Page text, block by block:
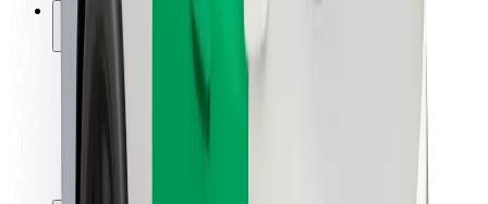
Posizioni
Soluzioni Per la Città
Aeroporti
Stazioni di ricarica